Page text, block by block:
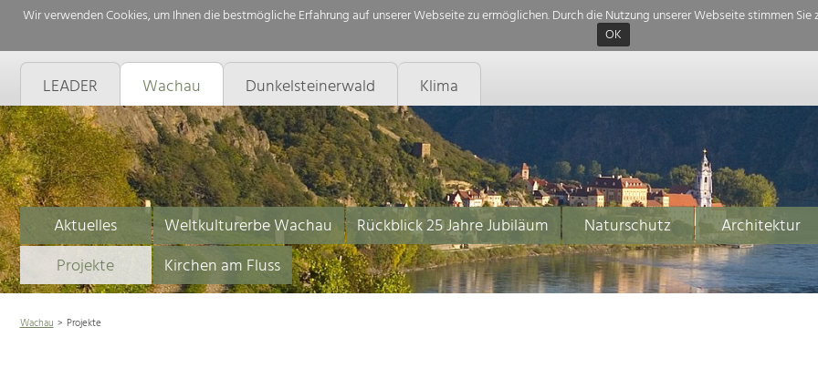
Wir verwenden Cookies, um Ihnen die bestmögliche Erfahrung auf unserer Webseite zu ermöglichen. Durch die Nutzung unserer Webseite stimmen
OK
LEADER Wachau Dunkelsteinerwald Klima
Aktuelles Weltkulturerbe Wachau Rückblick 25 Jahre Jubiläum Naturschutz Architektur
Projekte
Kirchen am Fluss
Wachau Projekte